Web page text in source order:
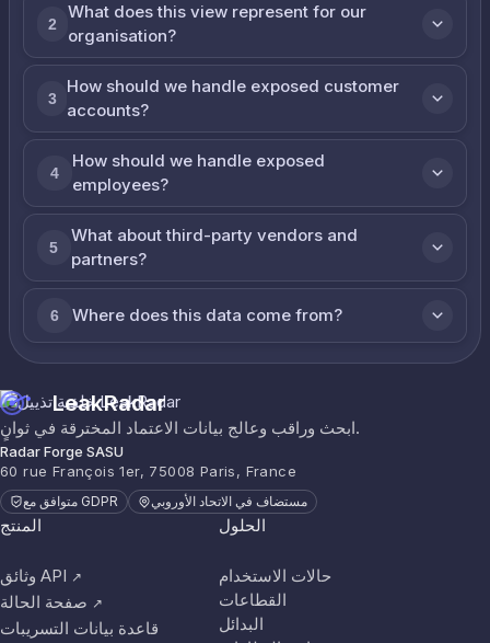
2
What does this view represent for our
organisation?
3
How should we handle exposed customer
accounts?
4
How should we handle exposed
employees?
5
What about third-party vendors and
partners?
6 Where does this data come from?
LeakRadar
ابحث وراقب وعالج بيانات الاعتماد المخترقة في ثوانٍ.
Radar Forge SASU
60 rue François 1er, 75008 Paris, France
متوافق مع GDPR مستضاف في الاتحاد الأوروبي
المنتج
وثائق API ↗
صفحة الحالة ↗
قاعدة بيانات التسريبات
الحلول
حالات الاستخدام
القطاعات
البدائل